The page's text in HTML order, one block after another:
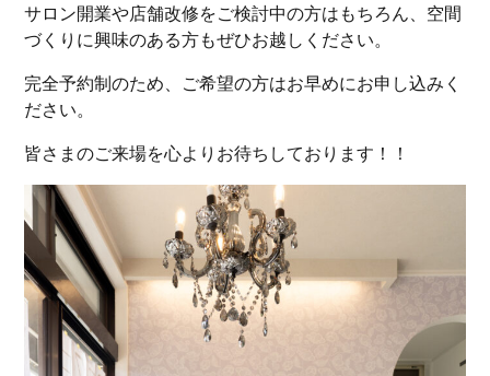
サロン開業や店舗改修をご検討中の方はもちろん、空間
づくりに興味のある方もぜひお越しください。
完全予約制のため、ご希望の方はお早めにお申し込みく
ださい。
皆さまのご来場を心よりお待ちしております！！